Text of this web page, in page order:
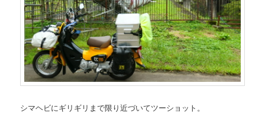
シマヘビにギリギリまで限り近づいてツーショット。